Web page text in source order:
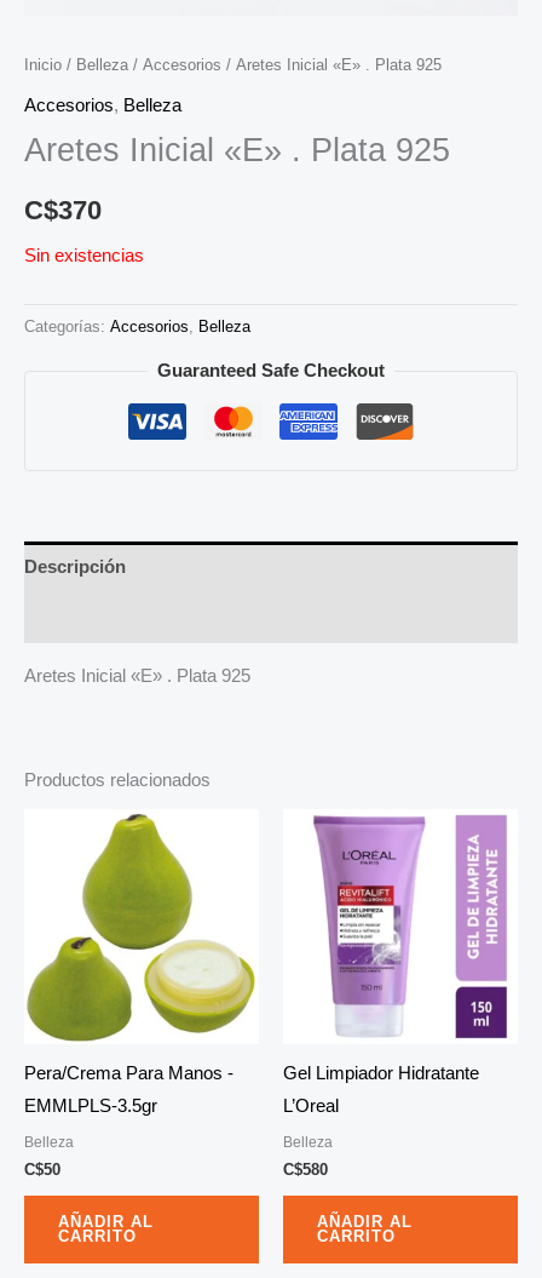
Inicio / Belleza / Accesorios / Aretes Inicial «E» . Plata 925
Accesorios, Belleza
Aretes Inicial «E» . Plata 925
C$370
Sin existencias
Categorías: Accesorios, Belleza
Guaranteed Safe Checkout
Descripción
Aretes Inicial «E» . Plata 925
Productos relacionados
Pera/Crema Para Manos -
EMMLPLS-3.5gr
Belleza
C$50
AÑADIR AL
CARRITO
Gel Limpiador Hidratante
L’Oreal
Belleza
C$580
AÑADIR AL
CARRITO